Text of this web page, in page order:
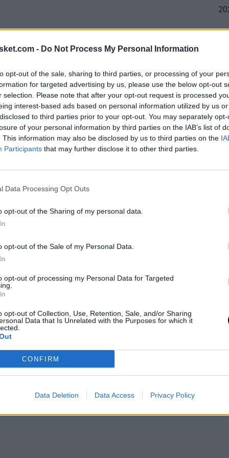
- Do Not Process My Personal Information
opt-out of the sale, sharing to third parties, or processing of your
for targeted advertising by us, please use the below opt-out
selection. Please note that after your opt-out request is processed
interest-based ads based on personal information utilized by us
to third parties prior to your opt-out. You may separately
of your personal information by third parties on the IAB’s list of
This information may also be disclosed by us to third parties on the
Participants that may further disclose it to other third parties.
Data Processing Opt Outs
opt-out of the Sharing of my personal data.
opt-out of the Sale of my Personal Data.
opt-out of processing my Personal Data for Targeted
opt-out of Collection, Use, Retention, Sale, and/or Sharing
Data that Is Unrelated with the Purposes for which it
CONFIRM
Data Deletion Data Access Privacy Policy
ser una pieza fundamental en el éxito
llevando a Cleveland a una posición
este año ha alcanzado las Semifinales de
desgracia para ellos cayeron por 4-1 contra
repercusiones significativas dentro del
extensión, se podría buscar un traspaso con
podrían verse comprometidos con la
para la gerencia de Cleveland, que deberá
los objetivos colectivos del equipo.
en mantener a Jarrett Allen. Allen,
una ancla en la pintura para Cleveland. Su
a los Cavaliers una sólida base defensiva y